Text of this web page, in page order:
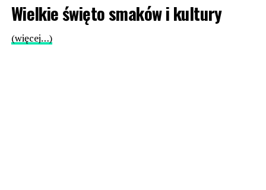
Wielkie święto smaków i kultury
(więcej…)